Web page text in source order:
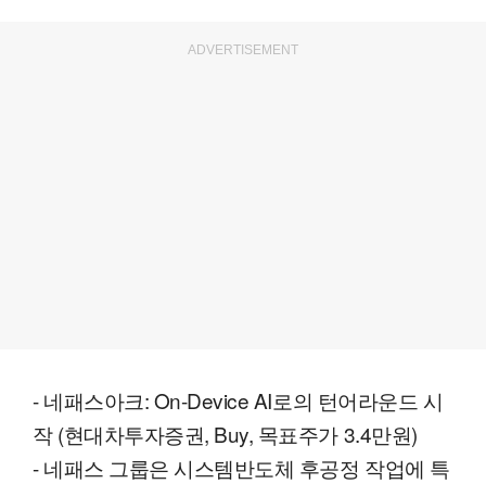
ADVERTISEMENT
- 네패스아크: On-Device AI로의 턴어라운드 시
작 (현대차투자증권, Buy, 목표주가 3.4만원)
- 네패스 그룹은 시스템반도체 후공정 작업에 특